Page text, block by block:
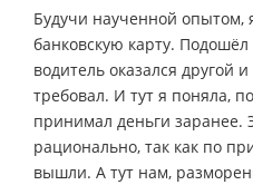
Будучи наученной опытом,
банковскую карту. Подошёл
водитель оказался другой
требовал. И тут я поняла,
принимал деньги заранее.
рационально, так как по
вышли. А тут нам,